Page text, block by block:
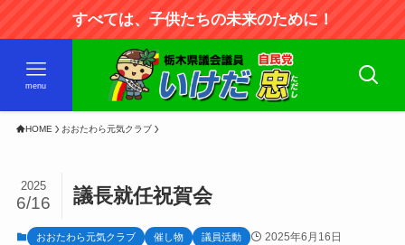
すべては、子供たちの未来のために！
menu
HOME おおたわら元気クラブ
議長就任祝賀会
2025
6/16
おおたわら元気クラブ 催し物 議員活動 2025年6月16日